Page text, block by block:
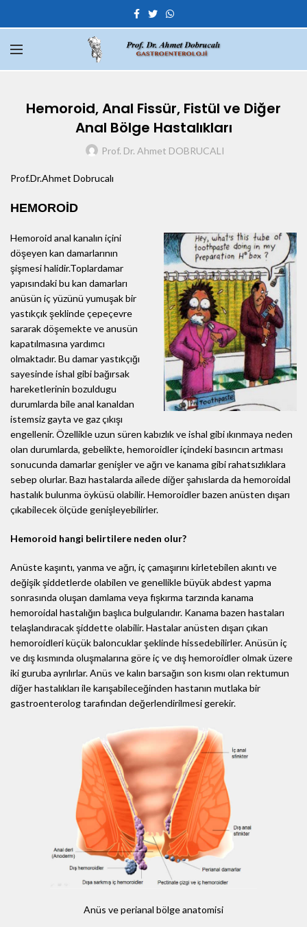
Hemoroid, Anal Fissür, Fistül ve Diğer
Anal Bölge Hastalıkları
Prof. Dr. Ahmet DOBRUCALI
Prof.Dr.Ahmet Dobrucalı
HEMOROİD
Hemoroid anal kanalın içini
döşeyen kan damarlarının
şişmesi halidir.Toplardamar
yapısındaki bu kan damarları
anüsün iç yüzünü yumuşak bir
yastıkçık şeklinde çepeçevre
sararak döşemekte ve anusün
kapatılmasına yardımcı
olmaktadır. Bu damar yastıkçığı
sayesinde ishal gibi bağırsak
hareketlerinin bozuldugu
durumlarda bile anal kanaldan
istemsiz gayta ve gaz çıkışı
engellenir. Özellikle uzun süren kabızlık ve ishal gibi ıkınmaya neden
olan durumlarda, gebelikte, hemoroidler içindeki basıncın artması
sonucunda damarlar genişler ve ağrı ve kanama gibi rahatsızlıklara
sebep olurlar. Bazı hastalarda ailede diğer şahıslarda da hemoroidal
hastalık bulunma öyküsü olabilir. Hemoroidler bazen anüsten dışarı
çıkabilecek ölçüde genişleyebilirler.
Hemoroid hangi belirtilere neden olur?
Anüste kaşıntı, yanma ve ağrı, iç çamaşırını kirletebilen akıntı ve
değişik şiddetlerde olabilen ve genellikle büyük abdest yapma
sonrasında oluşan damlama veya fışkırma tarzında kanama
hemoroidal hastalığın başlıca bulgularıdır. Kanama bazen hastaları
telaşlandıracak şiddette olabilir. Hastalar anüsten dışarı çıkan
hemoroidleri küçük baloncuklar şeklinde hissedebilirler. Anüsün iç
ve dış kısmında oluşmalarına göre iç ve dış hemoroidler olmak üzere
iki guruba ayrılırlar. Anüs ve kalın barsağın son kısmı olan rektumun
diğer hastalıkları ile karışabileceğinden hastanın mutlaka bir
gastroenterolog tarafından değerlendirilmesi gerekir.
Anüs ve perianal bölge anatomisi